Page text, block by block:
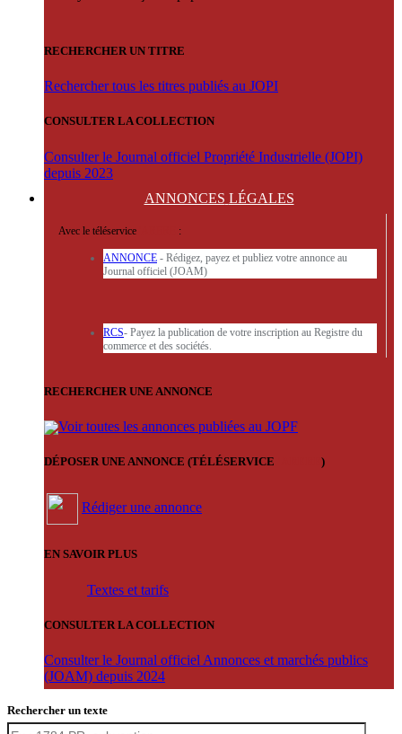
RECHERCHER UN TITRE
Rechercher tous les titres publiés au JOPI
CONSULTER LA COLLECTION
Consulter le Journal officiel Propriété Industrielle (JOPI)
depuis 2023
ANNONCES LÉGALES
Avec le téléservice :
ANNONCE - Rédigez, payez et publiez votre annonce au
Journal officiel (JOAM)
RCS- Payez la publication de votre inscription au Registre du
commerce et des sociétés.
RECHERCHER UNE ANNONCE
Voir toutes les annonces publiées au JOPF
DÉPOSER UNE ANNONCE (TÉLÉSERVICE )
Rédiger une annonce
EN SAVOIR PLUS
Textes et tarifs
CONSULTER LA COLLECTION
Consulter le Journal officiel Annonces et marchés publics
(JOAM) depuis 2024
Rechercher un texte